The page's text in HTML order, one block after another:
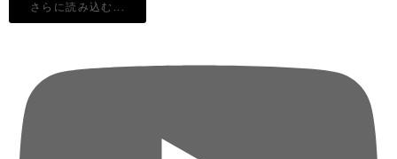
さらに読み込む...